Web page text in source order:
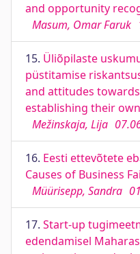
and opportunity
Masum, Omar Faruk
15. Üliõpilaste
püstitamise
and attitudes
establishing their
Mežinskaja, Lija
16. Eesti ettevõtete
Causes of Business
Müürisepp, Sandra
17. Start-up
edendamisel